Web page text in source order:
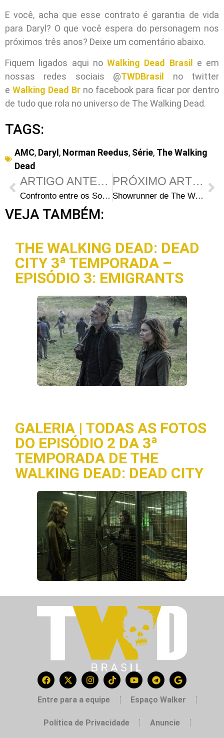
E você, acha que esse contrato é garantia de vida
para Daryl? O que você espera do personagem nos
próximos três anos? Deixe um comentário abaixo.
Fiquem ligados aqui no Walking Dead Brasil e em
nossas redes sociais @TWDBrasil no twitter
e Walking Dead Br no facebook para ficar por dentro
de tudo que rola no universo de The Walking Dead.
TAGS:
AMC, Daryl , Norman Reedus, Série, The Walking
Dead
ARTIGO ANTERIOR
Confronto entre os Sobreviventes e Sussurradores é destaque no teaser de The Walking Dead do Super Bowl
PRÓXIMO ARTIGO
Showrunner de The Walking Dead fala sobre a morte de Jesus e representatividade LGBTQ na série
VEJA TAMBÉM:
THE WALKING DEAD: DEAD
CITY 3ª TEMPORADA –
EPISÓDIO 3: EMIGRANTS
GALERIA | TODAS AS FOTOS
DO EPISÓDIO 2 DA 3ª
TEMPORADA DE THE
WALKING DEAD: DEAD CITY
Entre para a equipe Espaço Walker
Política de Privacidade Anuncie